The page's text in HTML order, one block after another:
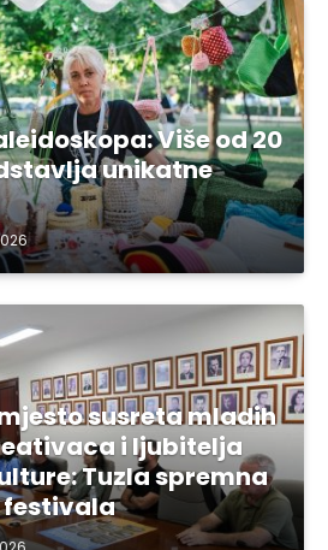
Više od 20
unikatne
susreta mladih
i ljubitelja
Tuzla spremna
festivala